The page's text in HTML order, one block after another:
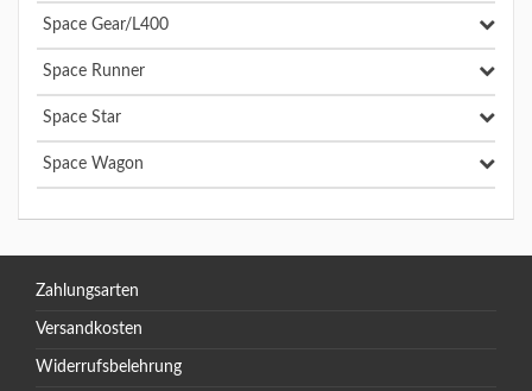
Space Gear/L400
Space Runner
Space Star
Space Wagon
Zahlungsarten
Versandkosten
Widerrufsbelehrung